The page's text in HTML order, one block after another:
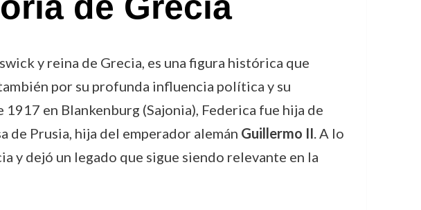
y reina de Grecia, es una figura histórica que
por su profunda influencia política y su
en Blankenburg (Sajonia), Federica fue hija de
de Prusia, hija del emperador alemán Guillermo II. A lo
y dejó un legado que sigue siendo relevante en la